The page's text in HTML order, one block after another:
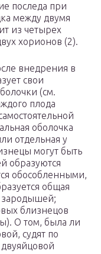
последа при
между двумя
из четырех
хорионов (2).
внедрения в
свои
(см.
плода
оболочка
отдельная у
могут быть
образуются
обособленными,
общая
зародышей;
близнецов
О том, была ли
судят по
двуяйцовой